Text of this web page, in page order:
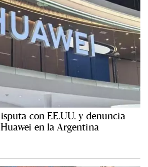
con EE.UU. y denuncia
en la Argentina